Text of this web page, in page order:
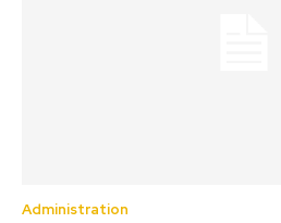
Administration